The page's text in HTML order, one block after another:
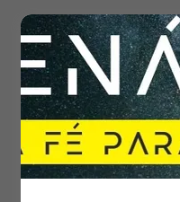
LOGIN NA CONTA